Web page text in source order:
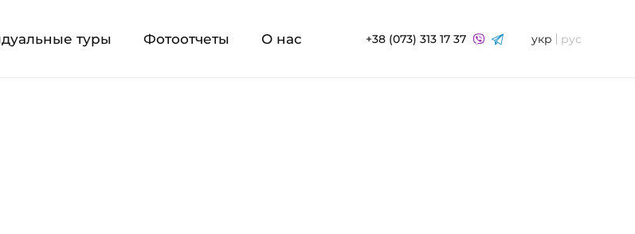
туры Фотоотчеты О нас +38 (073) 313 17 37 укр рус